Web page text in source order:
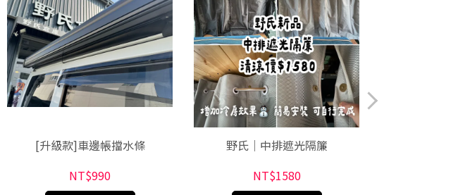
[升級款]車邊帳擋水條
NT$990
野氏｜中排遮光隔簾
NT$1580